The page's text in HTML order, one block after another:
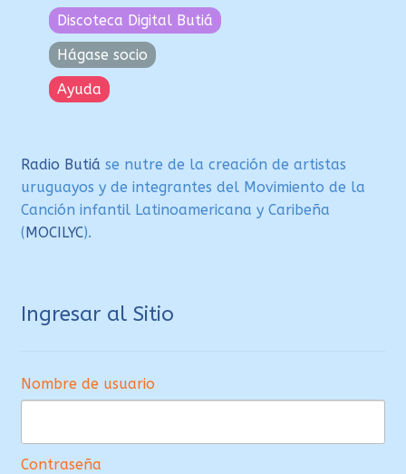
Discoteca Digital Butiá
Hágase socio
Ayuda
Radio Butiá se nutre de la creación de artistas
uruguayos y de integrantes del Movimiento de la
Canción infantil Latinoamericana y Caribeña
( MOCILYC).
Ingresar al Sitio
Nombre de usuario
Contraseña